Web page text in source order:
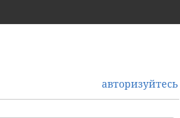
авторизуйтесь